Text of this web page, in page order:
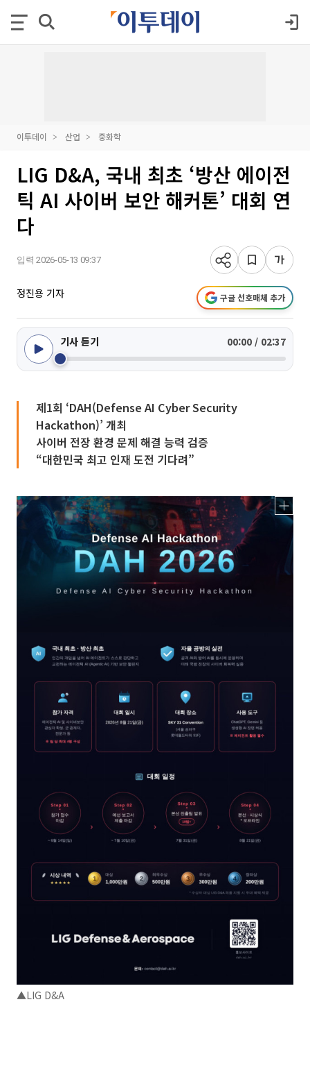
이투데이 산업 중화학
LIG D&A, 국내 최초 ‘방산 에이전
틱 AI 사이버 보안 해커톤’ 대회 연
다
입력 2026-05-13 09:37
정진용 기자 구글 선호매체 추가
기사 듣기 00:00 / 02:37
제1회 ‘DAH(Defense AI Cyber Security
Hackathon)’ 개최
사이버 전장 환경 문제 해결 능력 검증
“대한민국 최고 인재 도전 기다려”
▲LIG D&A